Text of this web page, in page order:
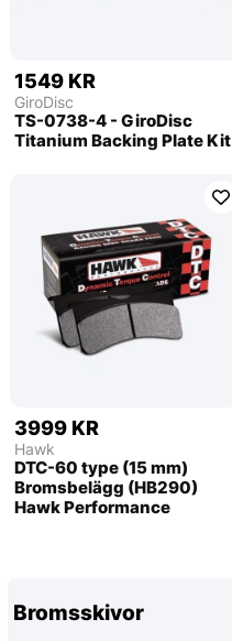
1549 KR
GiroDisc
TS-0738-4 - GiroDisc
Titanium Backing Plate Kit
3999 KR
Hawk
DTC-60 type (15 mm)
Bromsbelägg (HB290)
Hawk Performance
Bromsskivor